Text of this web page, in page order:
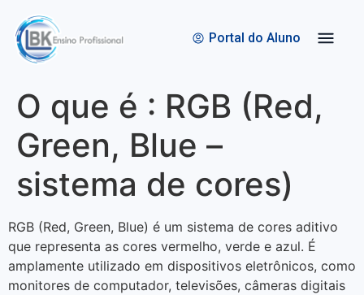
Portal do Aluno
O que é : RGB (Red,
Green, Blue –
sistema de cores)
RGB (Red, Green, Blue) é um sistema de cores aditivo
que representa as cores vermelho, verde e azul. É
amplamente utilizado em dispositivos eletrônicos, como
monitores de computador, televisões, câmeras digitais